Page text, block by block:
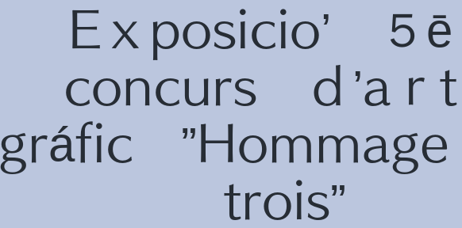
Eｘposicio’ ５
concurs ｄ’a
gráfic
trois”